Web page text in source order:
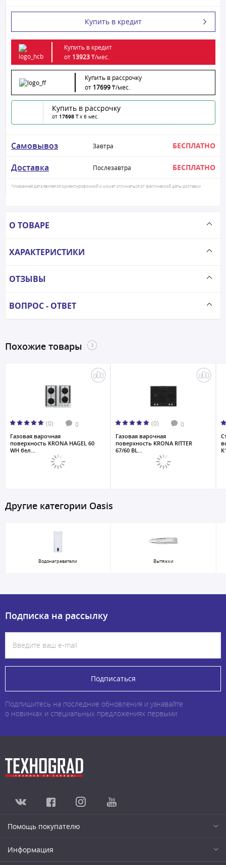
Купить в кредит
Купить в кредит
от 13923₸/мес.
Купить в рассрочку
от 17699₸/мес.
Купить в рассрочку
от 17698 ₸ x 6 мес.
Самовывоз Завтра БЕСПЛАТНО
Доставка Послезавтра БЕСПЛАТНО
*Указанная дата является ориентировочной и может отличаться от фактической даты доставки
О ТОВАРЕ
ХАРАКТЕРИСТИКИ
ОТЗЫВЫ
ВОПРОС - ОТВЕТ
Похожие товары
(0) 0
Газовая варочная
поверхность KRONA HAGEL 60
WH бел...
(0) 0
Газовая варочная
поверхность KRONA RITTER
67/60 BL...
Другие категории Oasis
Водонагреватели Вытяжки
Подписка на рассылку
Подписаться
Подпишитесь на последние обновления и узнавайте
о новинках и специальных предложениях первыми
Помощь покупателю
Информация